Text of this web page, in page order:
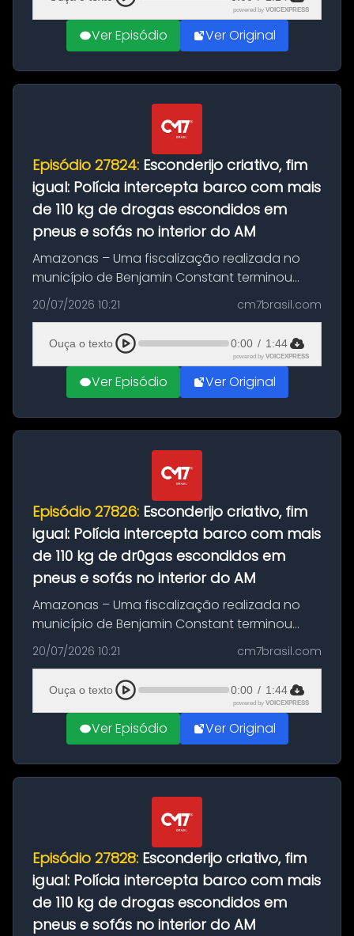
powered by VOICEXPRESS
Ver Episódio Ver Original
Episódio 27824: Esconderijo criativo, fim
igual: Polícia intercepta barco com mais
de 110 kg de drogas escondidos em
pneus e sofás no interior do AM
Amazonas – Uma fiscalização realizada no
município de Benjamin Constant terminou
com a apreensão de aproximadamente 115
quilos de entorpecentes em uma
embarcação atracada no porto da cidade. O
materia...
20/07/2026 10:21 cm7brasil.com
Ouça o texto 0:00 / 1:44
powered by VOICEXPRESS
Ver Episódio Ver Original
Episódio 27826: Esconderijo criativo, fim
igual: Polícia intercepta barco com mais
de 110 kg de dr0gas escondidos em
pneus e sofás no interior do AM
Amazonas – Uma fiscalização realizada no
município de Benjamin Constant terminou
com a apreensão de aproximadamente 115
quilos de entorpecentes em uma
embarcação atracada no porto da cidade. O
materia...
20/07/2026 10:21 cm7brasil.com
Ouça o texto 0:00 / 1:44
powered by VOICEXPRESS
Ver Episódio Ver Original
Episódio 27828: Esconderijo criativo, fim
igual: Polícia intercepta barco com mais
de 110 kg de drogas escondidos em
pneus e sofás no interior do AM